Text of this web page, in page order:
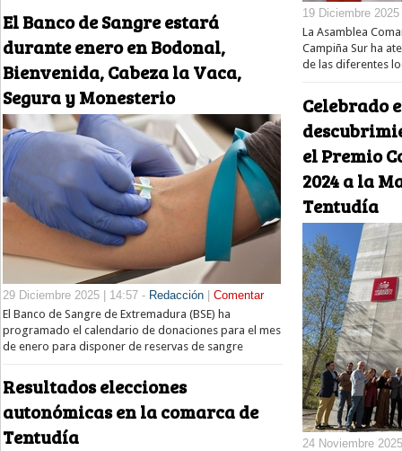
El Banco de Sangre estará
durante enero en Bodonal,
Bienvenida, Cabeza la Vaca,
Segura y Monesterio
29 Diciembre 2025 | 14:57 - Redacción
Comentar
El Banco de Sangre de Extremadura (BSE) ha
programado el calendario de donaciones para el mes
de enero para disponer de reservas de sangre
Resultados elecciones
autonómicas en la comarca de
Tentudía
19 Diciembre
La Asamblea
Campiña Sur ha
de las diferentes
Celebrado
el Premio
2024 a la
Tentudía
24 Noviembre